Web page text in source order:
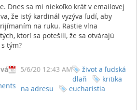
Dnes sa mi niekoľko krát v emailovej
že istý kardinál vyzýva ľudí, aby
na ruku. Rastie vlna
ktorí sa potešili, že sa otvárajú
tým?
5/6/20 12:43 AM
život a ľudská
dlaň
kritika
na adresu
eucharistia